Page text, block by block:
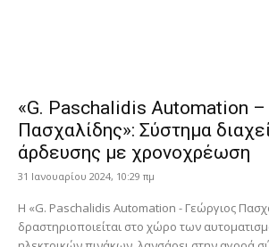
«G. Paschalidis Automation –
Πασχαλίδης»: Σύστημα
άρδευσης με χρονοχρέωση
31 Ιανουαρίου 2024, 10:29 πμ
Η «G. Paschalidis Automation - Γεώργιος
δραστηριοποιείται στο χώρο των